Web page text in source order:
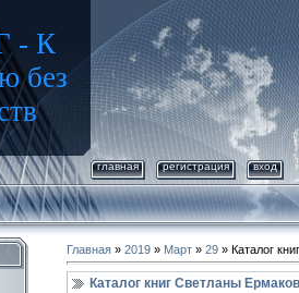
- К
без
главная регистрация вход
Главная » 2019 » Март » 29 » Каталог
Каталог книг Светланы